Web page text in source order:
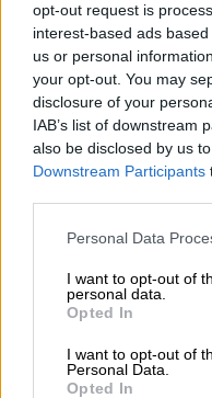
opt-out request is
interest-based ads
us or personal
your opt-out. You may
disclosure of your
IAB’s list of downstream
also be disclosed by us
Downstream Participants
Please note that this
not limited to your visit
grant or deny consent to
use your data for below
consent section.
Personal Data
I want to opt-out of
personal data.
Opted In
I want to opt-out of
Personal Data.
Opted In